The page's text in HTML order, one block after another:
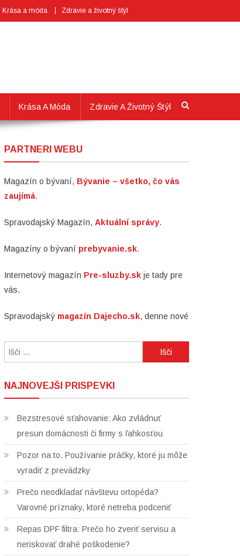
Krása a móda Zdravie a životný štýl
Krása A Móda Zdravie A Životný Štýl
PARTNERI WEBU
Magazín o bývaní, Bývanie – všetko, čo vás
zaujímá.
Spravodajský Magazín,Aktuální správy.
Magazíny o bývaní prebyvanie.sk.
Internetový magazín Pre-sluzby.sk je tady pre
vás.
Spravodajský magazín Dajecho.sk, denne nové
NAJNOVEJŠI PRISPEVKI
Bezstresové sťahovanie: Ako zvládnuť
presun domácnosti či firmy s ľahkosťou
Pozor na to. Používanie práčky, ktoré ju môže
vyradiť z prevádzky
Prečo neodkladať návštevu ortopéda?
Varovné príznaky, ktoré netreba podceniť
Repas DPF filtra: Prečo ho zveriť servisu a
neriskovať drahé poškodenie?